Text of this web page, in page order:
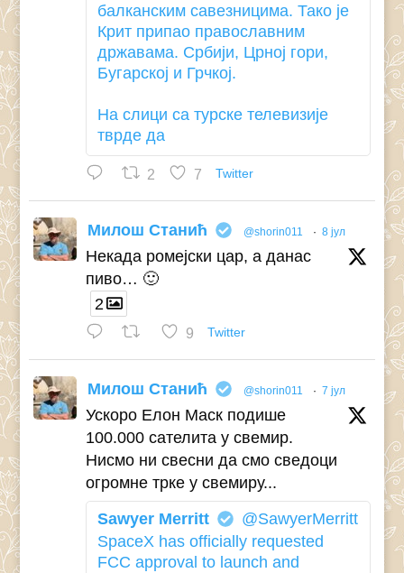
балканским савезницима. Тако је
Крит припао православним
државама. Србији, Црној гори,
Бугарској и Грчкој.
На слици са турске телевизије
тврде да
2 7 Twitter
Милош Станић @shorin011 · 8 јул
Некада ромејски цар, а данас
пиво… 🙂
2
9 Twitter
Милош Станић @shorin011 · 7 јул
Ускоро Елон Маск подише
100.000 сателита у свемир.
Нисмо ни свесни да смо сведоци
огромне трке у свемиру...
Sawyer Merritt
@SawyerMerritt
SpaceX has officially requested
FCC approval to launch and